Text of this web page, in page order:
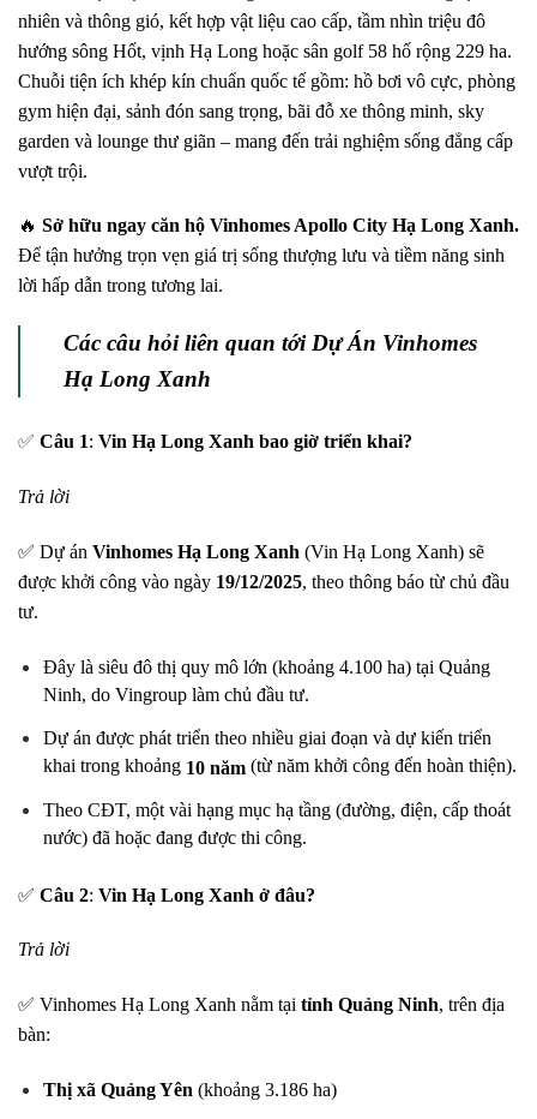
nhiên và thông gió, kết hợp vật liệu cao cấp, tầm nhìn triệu đô
hướng sông Hốt, vịnh Hạ Long hoặc sân golf 58 hố rộng 229 ha.
Chuỗi tiện ích khép kín chuẩn quốc tế gồm: hồ bơi vô cực, phòng
gym hiện đại, sảnh đón sang trọng, bãi đỗ xe thông minh, sky
garden và lounge thư giãn – mang đến trải nghiệm sống đẳng cấp
vượt trội.
🔥 Sở hữu ngay căn hộ Vinhomes Apollo City Hạ Long Xanh.
Để tận hưởng trọn vẹn giá trị sống thượng lưu và tiềm năng sinh
lời hấp dẫn trong tương lai.
Các câu hỏi liên quan tới Dự Án Vinhomes
Hạ Long Xanh
✅ Câu 1: Vin Hạ Long Xanh bao giờ triển khai?
Trả lời
✅ Dự án Vinhomes Hạ Long Xanh (Vin Hạ Long Xanh) sẽ
được khởi công vào ngày 19/12/2025, theo thông báo từ chủ đầu
tư.
Đây là siêu đô thị quy mô lớn (khoảng 4.100 ha) tại Quảng
Ninh, do Vingroup làm chủ đầu tư.
Dự án được phát triển theo nhiều giai đoạn và dự kiến triển
khai trong khoảng 10 năm(từ năm khởi công đến hoàn thiện).
Theo CĐT, một vài hạng mục hạ tầng (đường, điện, cấp thoát
nước) đã hoặc đang được thi công.
✅ Câu 2: Vin Hạ Long Xanh ở đâu?
Trả lời
✅ Vinhomes Hạ Long Xanh nằm tại tỉnh Quảng Ninh, trên địa
bàn:
Thị xã Quảng Yên (khoảng 3.186 ha)